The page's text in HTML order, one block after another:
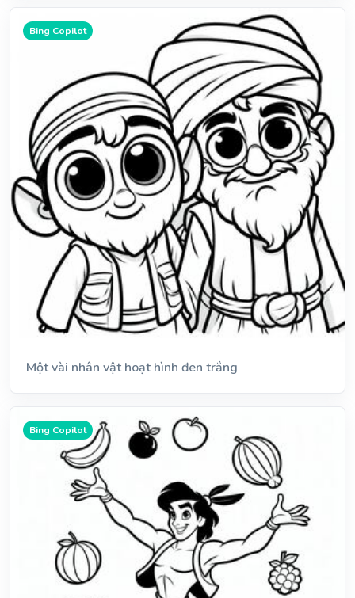
Bing Copilot
Một vài nhân vật hoạt hình đen trắng
Bing Copilot